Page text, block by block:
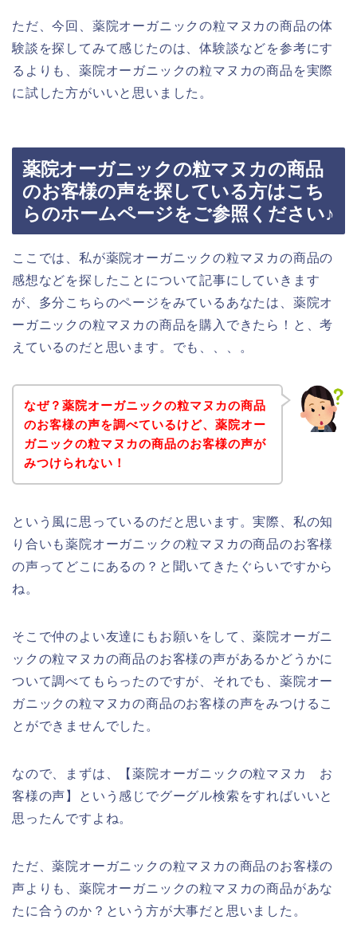
ただ、今回、薬院オーガニックの粒マヌカの商品の体
験談を探してみて感じたのは、体験談などを参考にす
るよりも、薬院オーガニックの粒マヌカの商品を実際
に試した方がいいと思いました。
薬院オーガニックの粒マヌカの商品
のお客様の声を探している方はこち
らのホームページをご参照ください♪
ここでは、私が薬院オーガニックの粒マヌカの商品の
感想などを探したことについて記事にしていきます
が、多分こちらのページをみているあなたは、薬院オ
ーガニックの粒マヌカの商品を購入できたら！と、考
えているのだと思います。でも、、、。
なぜ？薬院オーガニックの粒マヌカの商品
のお客様の声を調べているけど、薬院オー
ガニックの粒マヌカの商品のお客様の声が
みつけられない！
という風に思っているのだと思います。実際、私の知
り合いも薬院オーガニックの粒マヌカの商品のお客様
の声ってどこにあるの？と聞いてきたぐらいですから
ね。
そこで仲のよい友達にもお願いをして、薬院オーガニ
ックの粒マヌカの商品のお客様の声があるかどうかに
ついて調べてもらったのですが、それでも、薬院オー
ガニックの粒マヌカの商品のお客様の声をみつけるこ
とができませんでした。
なので、まずは、【薬院オーガニックの粒マヌカ お
客様の声】という感じでグーグル検索をすればいいと
思ったんですよね。
ただ、薬院オーガニックの粒マヌカの商品のお客様の
声よりも、薬院オーガニックの粒マヌカの商品があな
たに合うのか？という方が大事だと思いました。